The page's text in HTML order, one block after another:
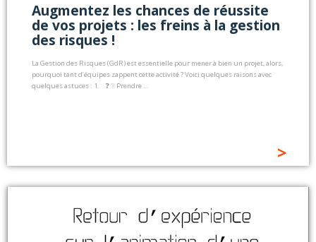
Augmentez les chances de réussite
de vos projets : les freins à la gestion
des risques !
La Gestion des Risques (GdR) est essentielle pour mener à bien un projet, alors,
pourquoi tant d’équipes zappent cette activité ? Voici quelques raisons avec
quelques astuces : 1. ❓ ❔ Prendre …
>